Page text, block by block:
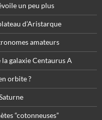
un peu plus
d’Aristarque
amateurs
galaxie Centaurus A
orbite ?
“cotonneuses”